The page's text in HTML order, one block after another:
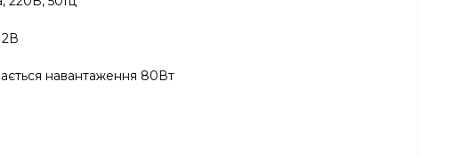
навантаження 80Вт